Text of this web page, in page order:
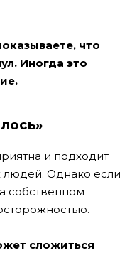
что
Иногда это
и подходит
людей. Однако если
собственном
сложиться